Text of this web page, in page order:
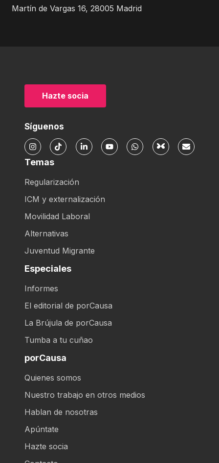
Martín de Vargas 16, 28005 Madrid
Hazte socia
Síguenos
Temas
Regularización
ICM y externalización
Movilidad Laboral
Alternativas
Juventud Migrante
Especiales
Informes
El editorial de porCausa
La Brújula de porCausa
Tumba a tu cuñao
porCausa
Quienes somos
Nuestro trabajo en otros medios
Hablan de nosotras
Apúntate
Hazte socia